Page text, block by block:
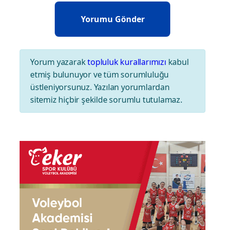
Yorum yazaraktopluluk kurallarımızı kabul
etmiş bulunuyor ve tüm sorumluluğu
üstleniyorsunuz. Yazılan yorumlardan
sitemiz hiçbir şekilde sorumlu tutulamaz.